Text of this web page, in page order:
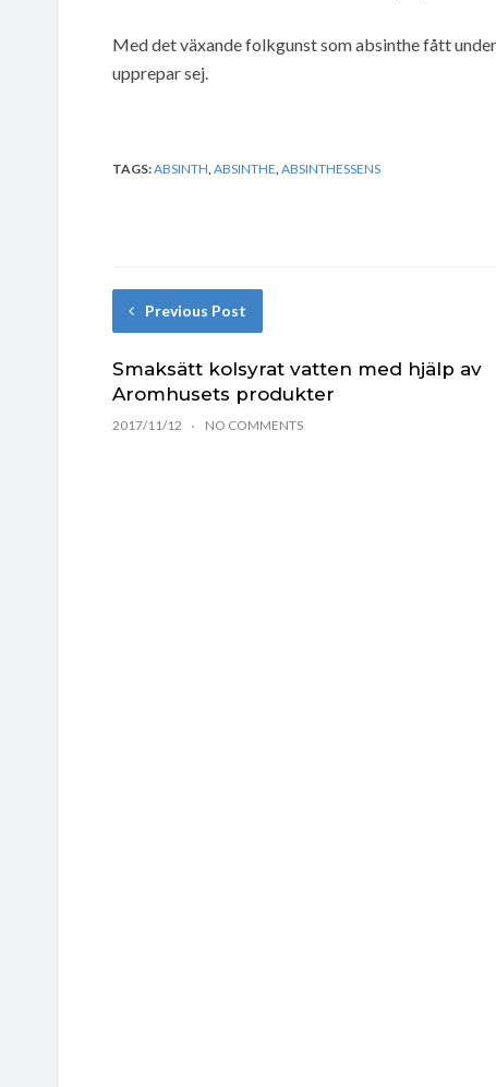
Med det växande folkgunst som absinthe fått
upprepar sej.
TAGS:ABSINTH ABSINTHE ABSINTHESSENS
Previous Post
Smaksätt kolsyrat vatten med hjälp av
Aromhusets produkter
2017/11/12 NO COMMENTS